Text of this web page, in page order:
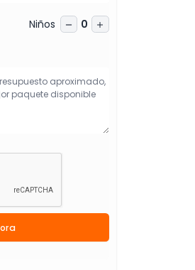
Niños 0